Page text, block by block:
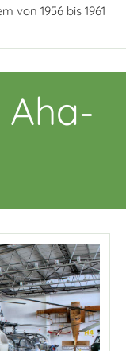
von 1956 bis 1961